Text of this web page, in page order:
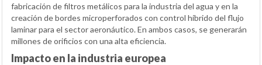
fabricación de filtros metálicos para la industria del agua y en la
creación de bordes microperforados con control híbrido del flujo
laminar para el sector aeronáutico. En ambos casos, se generarán
millones de orificios con una alta eficiencia.
Impacto en la industria europea